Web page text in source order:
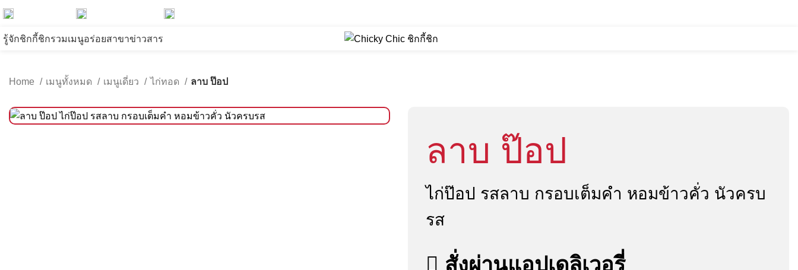
รู้จักชิกกี้ชิกรวมเมนูอร่อยสาขาข่าวสาร
Home เมนูทั้งหมด เมนูเดี่ยว ไก่ทอด ลาบ ป๊อป
ลาบ ป๊อป
ไก่ป๊อป รสลาบ กรอบเต็มคำ หอมข้าวคั่ว นัวครบ
รส
สั่งผ่านแอปเดลิเวอรี่